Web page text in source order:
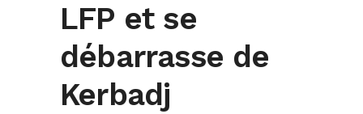
LFP et se
débarrasse de
Kerbadj